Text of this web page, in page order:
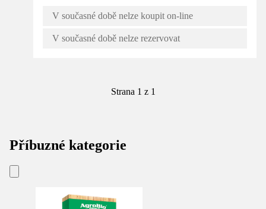
V současné době nelze koupit on-line
V současné době nelze rezervovat
Strana 1 z 1
Příbuzné kategorie